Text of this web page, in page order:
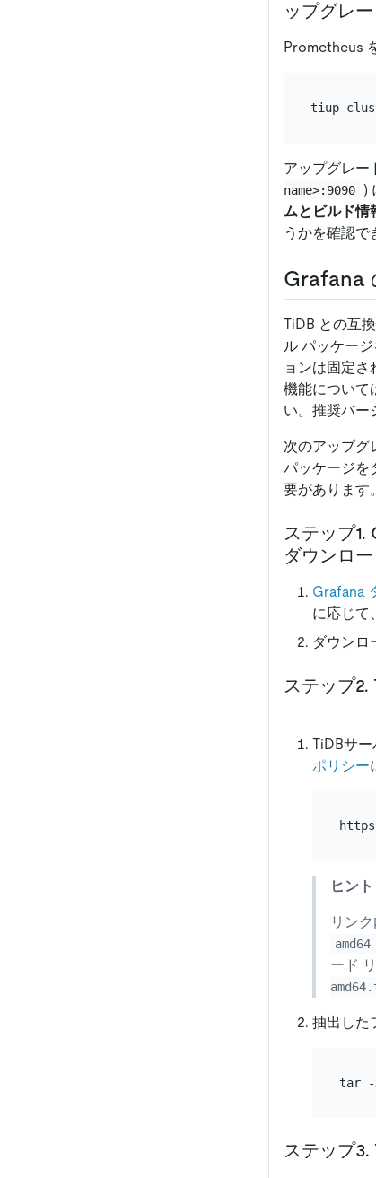
ップグレ
Prometheus
アップグレー
name>:9090 )
ムとビルド情
うかを確認で
Grafana
TiDB との互
ル パッケー
ョンは固定
機能について
い。推奨バー
次のアップグ
パッケージを
要があります。
ステップ
ダウンロー
Grafana
に応じて
ダウンロ
ステップ
TiDBサ
ポリシー
ヒント
リン
amd64
ード
抽出した
ステップ